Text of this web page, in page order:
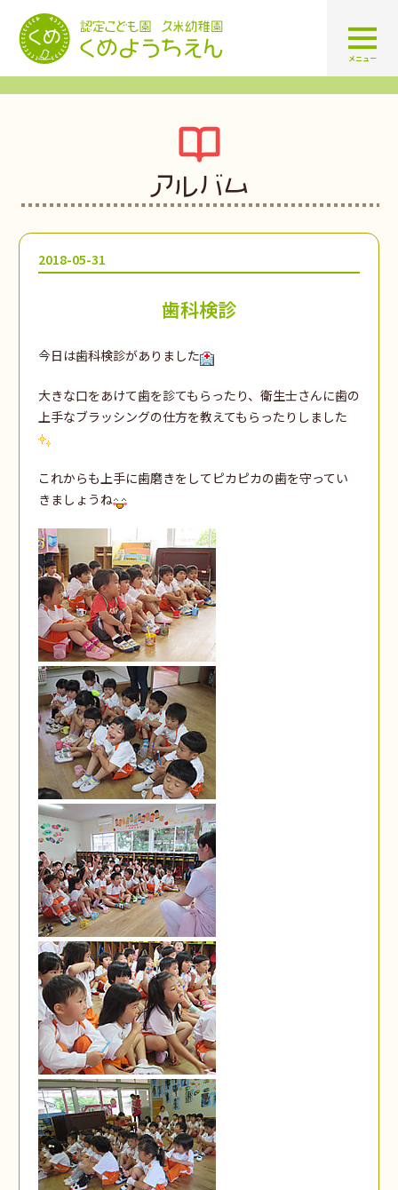
認定こども園 学校法人久米幼
メニュー
アルバム
2018-05-31
歯科検診
今日は歯科検診がありました
大きな口をあけて歯を診てもらったり、衛生士さんに歯の
上手なブラッシングの仕方を教えてもらったりしました
これからも上手に歯磨きをしてピカピカの歯を守ってい
きましょうね